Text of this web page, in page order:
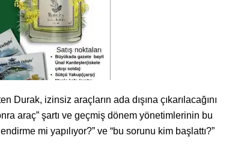
Durak, izinsiz araçların ada dışına çıkarılacağını
araç” şartı ve geçmiş dönem yönetimlerinin bu
mi yapılıyor?” ve “bu sorunu kim başlattı?”